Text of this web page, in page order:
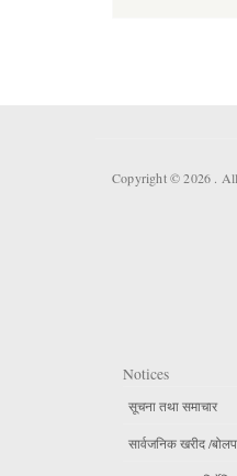
Copyright © 2026 .
Notices
सूचना तथा समाचार
सार्वजनिक खरीद /